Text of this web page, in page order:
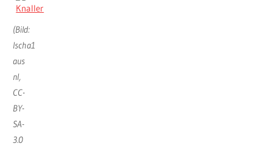
(Bild:
Ischa1
aus
nl,
CC-
BY-
SA-
3.0